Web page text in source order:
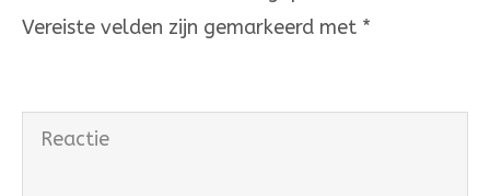
Vereiste velden zijn gemarkeerd met *
Reactie